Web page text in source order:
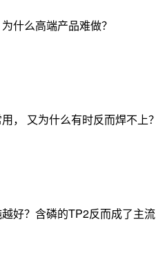
什么高端产品难做？
， 又为什么有时反而焊不上？
好？含磷的TP2反而成了主流